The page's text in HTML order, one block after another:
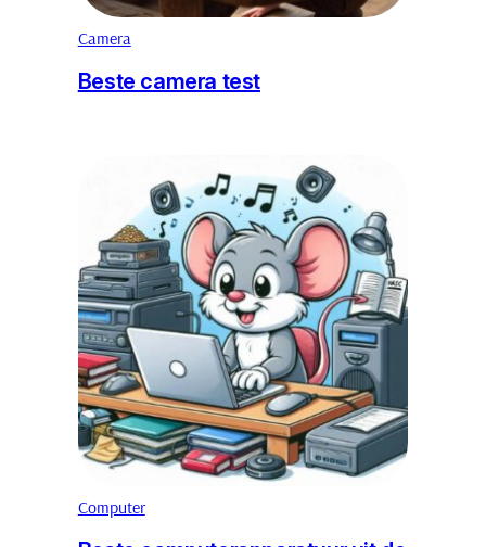
Camera
Beste camera test
Computer